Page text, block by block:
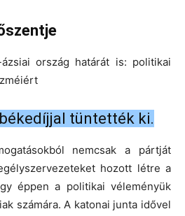
ország határát is: politikai
tüntették ki.
nemcsak a pártját
hozott létre a
éppen a politikai véleményük
számára. A katonai junta idővel